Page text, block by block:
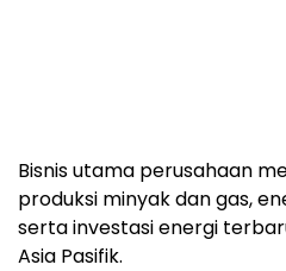
Bisnis utama perusahaan
produksi minyak dan gas,
serta investasi energi
Asia Pasifik.